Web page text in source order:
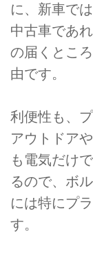
に、新車で
中古車であ
の届くとこ
由です。
利便性も、
アウトドア
も電気だけ
るので、ボ
には特にプ
す。